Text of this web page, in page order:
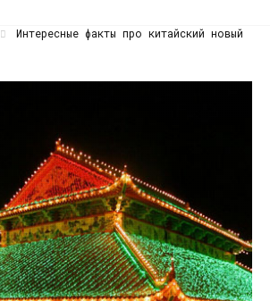
Интересные факты про китайский новый